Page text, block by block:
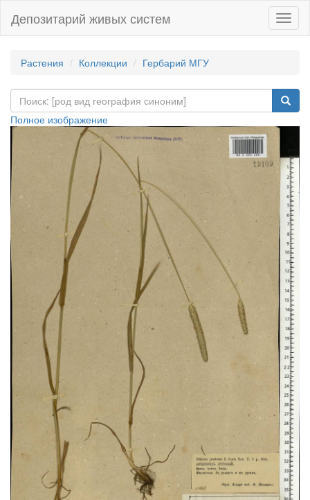
Депозитарий живых систем
Растения Коллекции Гербарий МГУ
Полное изображение